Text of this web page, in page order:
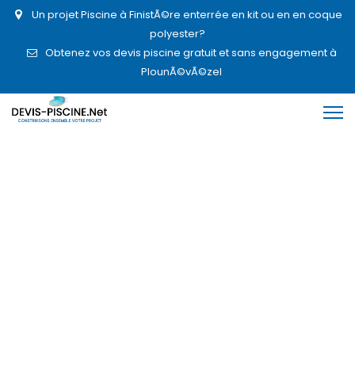
Un projet Piscine à FinistÃ©re enterrée en kit ou en en coque
polyester?
Obtenez vos devis piscine gratuit et sans engagement à
PlounÃ©vÃ©zel